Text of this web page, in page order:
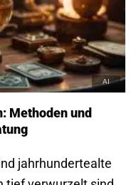
Methoden und
jahrhundertealte